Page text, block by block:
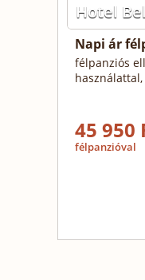
Hotel
Napi ár
félpanziós
45 950
félpanzióval